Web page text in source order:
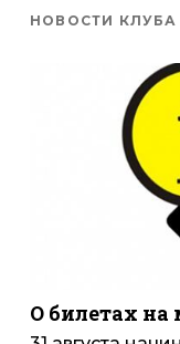
НОВОСТИ КЛУБА
О билетах на